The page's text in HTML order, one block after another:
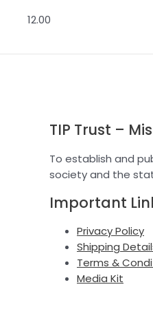
12.00
TIP Trust –
To establish and
society and the
Important
Privacy Policy
Shipping
Terms &
Media Kit